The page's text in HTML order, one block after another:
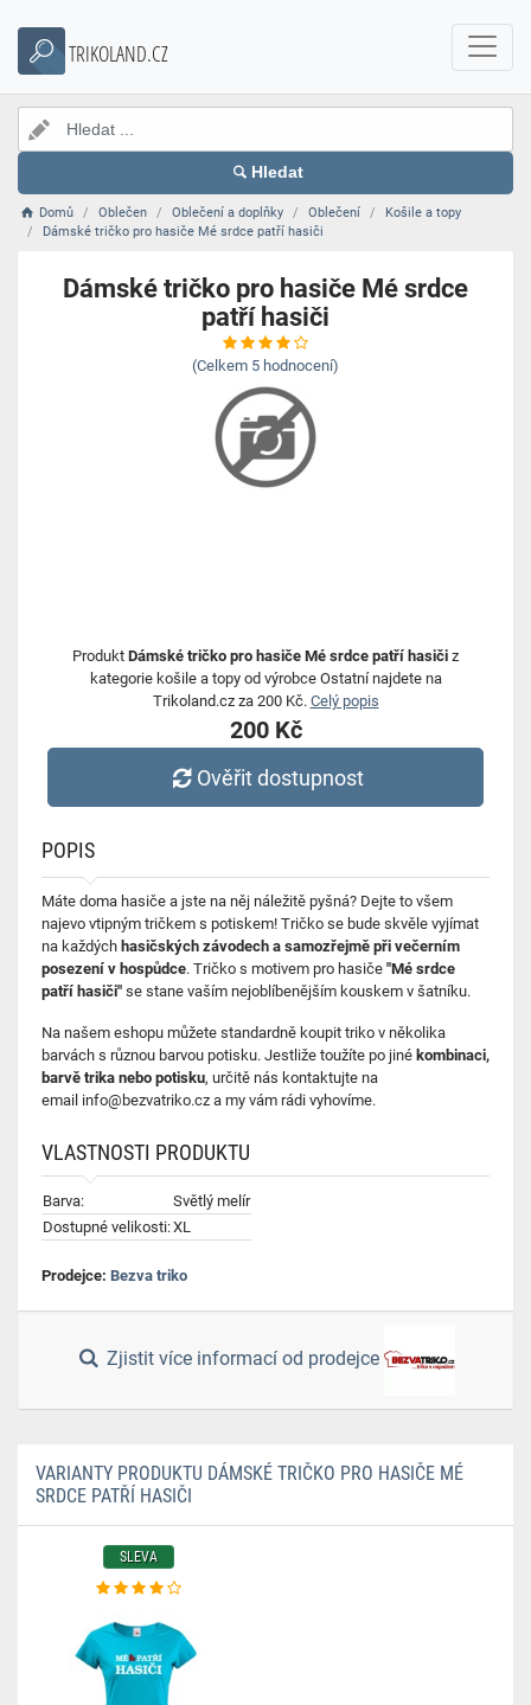
TRIKOLAND.CZ
Hledat
Domů Oblečen Oblečení a doplňky Oblečení
Košile a topy
Dámské tričko pro hasiče Mé srdce patří hasiči
Dámské tričko pro hasiče Mé srdce
patří hasiči
(Celkem 5 hodnocení)
Produkt Dámské tričko pro hasiče Mé srdce patří hasiči z
kategorie košile a topy od výrobce Ostatní najdete na
Trikoland.cz za 200 Kč. Celý popis
200 Kč
Ověřit dostupnost
POPIS
Máte doma hasiče a jste na něj náležitě pyšná? Dejte to všem
najevo vtipným tričkem s potiskem! Tričko se bude skvěle vyjímat
na každých hasičských závodech a samozřejmě při večerním
posezení v hospůdce. Tričko s motivem pro hasiče "Mé srdce
patří hasiči" se stane vaším nejoblíbenějším kouskem v šatníku.
Na našem eshopu můžete standardně koupit triko v několika
barvách s různou barvou potisku. Jestliže toužíte po jiné kombinaci,
barvě trika nebo potisku, určitě nás kontaktujte na
email info@bezvatriko.cz a my vám rádi vyhovíme.
VLASTNOSTI PRODUKTU
Barva:
Světlý melír
Dostupné velikosti:XL
Prodejce: Bezva triko
Zjistit více informací od prodejce
VARIANTY PRODUKTU DÁMSKÉ TRIČKO PRO HASIČE MÉ
SRDCE PATŘÍ HASIČI
SLEVA